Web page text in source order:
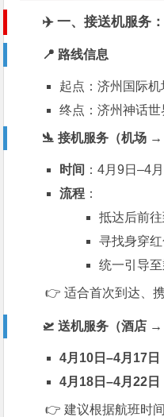
✈️ 一、接送机服务
📍 路线信息
起点：济州国际机
终点：济州神话
🛬 接机服务（机场 →
时间 ：4月9日–4
流程 ：
抵达后前
寻找身穿
统一引导
👉 适合首次到达、
🛫 送机服务（酒店 →
4月10日–4月17日
4月18日–4月22日
👉 建议根据航班时